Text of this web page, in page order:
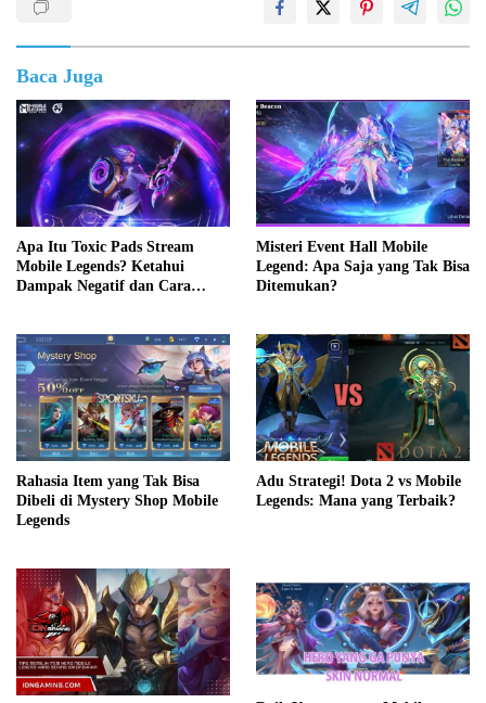
Baca Juga
Apa Itu Toxic Pads Stream
Mobile Legends? Ketahui
Dampak Negatif dan Cara
Misteri Event Hall Mobile
Legend: Apa Saja yang Tak Bisa
Ditemukan?
Rahasia Item yang Tak Bisa
Dibeli di Mystery Shop Mobile
Legends
Adu Strategi! Dota 2 vs Mobile
Legends: Mana yang Terbaik?